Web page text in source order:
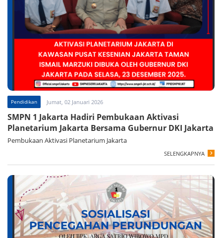
Pendidikan Jumat, 02 Januari 2026
SMPN 1 Jakarta Hadiri Pembukaan Aktivasi
Planetarium Jakarta Bersama Gubernur DKI Jakarta
Pembukaan Aktivasi Planetarium Jakarta
SELENGKAPNYA